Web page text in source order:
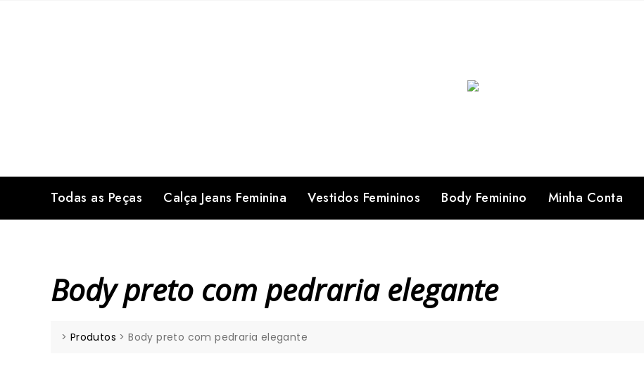
Todas as Peças Calça Jeans Feminina Vestidos Femininos Body Feminino Minha Conta
Body preto com pedraria elegante
> Produtos >Body preto com pedraria elegante